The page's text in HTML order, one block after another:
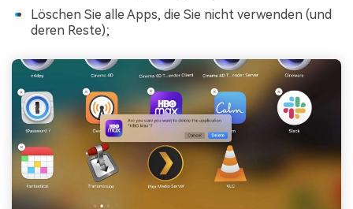
Löschen Sie alle Apps, die Sie nicht verwenden (und
deren Reste);